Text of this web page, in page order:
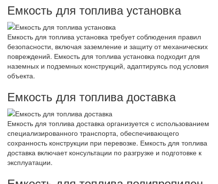
Емкость для топлива установка
Емкость для топлива установка требует соблюдения правил
безопасности, включая заземление и защиту от механических
повреждений. Емкость для топлива установка подходит для
наземных и подземных конструкций, адаптируясь под условия
объекта.
Емкость для топлива доставка
Емкость для топлива доставка организуется с использованием
специализированного транспорта, обеспечивающего
сохранность конструкции при перевозке. Емкость для топлива
доставка включает консультации по разгрузке и подготовке к
эксплуатации.